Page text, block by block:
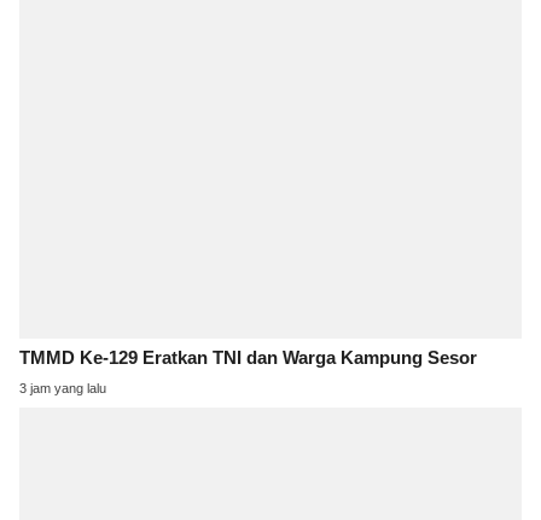
TMMD Ke-129 Eratkan TNI dan Warga Kampung Sesor
3 jam yang lalu